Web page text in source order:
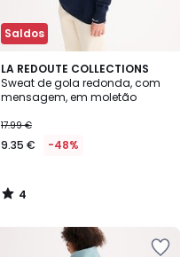
Saldos
LA REDOUTE COLLECTIONS
Sweat de gola redonda, com
mensagem, em moletão
17.99 €
9.35 € -48%
4
/
5
4
/